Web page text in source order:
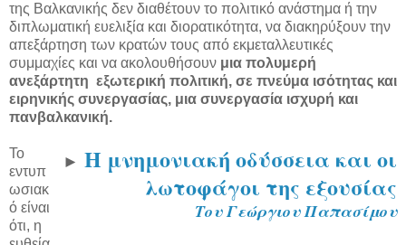
της Βαλκανικής δεν διαθέτουν το πολιτικό ανάστημα ή την
διπλωματική ευελιξία και διορατικότητα, να διακηρύξουν την
απεξάρτηση των κρατών τους από εκμεταλλευτικές
συμμαχίες και να ακολουθήσουν μια πολυμερή
ανεξάρτητη εξωτερική πολιτική, σε πνεύμα ισότητας και
ειρηνικής συνεργασίας, μια συνεργασία ισχυρή και
πανβαλκανική.
► H μνημονιακή οδύσσεια και οι
λωτοφάγοι της εξουσίας
Του Γεώργιου Παπασίμου
Το
εντυπ
ωσιακ
ό είναι
ότι, η